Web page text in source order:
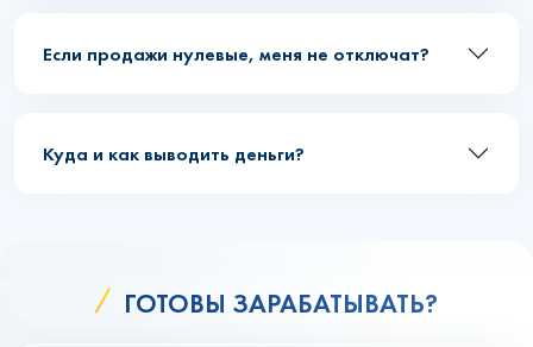
Если продажи нулевые, меня не отключат?
Куда и как выводить деньги?
ГОТОВЫ ЗАРАБАТЫВАТЬ?